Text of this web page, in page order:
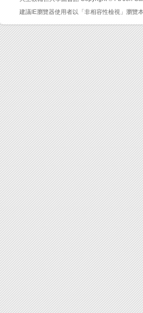
建議IE瀏覽器使用者以「非相容性檢視」瀏覽